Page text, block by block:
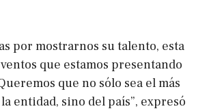
por mostrarnos su talento, esta
que estamos presentando
que no sólo sea el más
entidad, sino del país”, expresó